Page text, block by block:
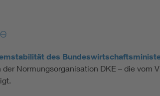
des
Normungsorganisation DKE – die